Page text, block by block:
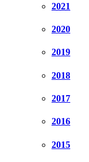
2021
2020
2019
2018
2017
2016
2015